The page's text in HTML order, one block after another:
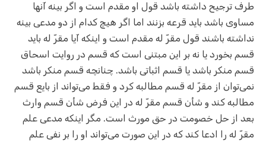
طرف ترجیح داشته باشد قول او مقدم است و اگر بینه آنها
مساوی باشد باید قرعه بزنند اما اگر هیچ کدام از دو مدعی بینه
نداشته باشند قول مقرّ له مقدم است و اینکه آیا مقرّ له باید
قسم بخورد یا نه بر این مبتنی است که قسم در روایت اسحاق
قسم منکر باشد یا قسم اثباتی باشد. چنانچه قسم منکر باشد
نمی‌توان از مقرّ له قسم مطالبه کرد و فقط می‌تواند از بایع قسم
مطالبه کند و شأن قسم مقرّ له در این فرض شأن قسم وارث
بعد از حل خصومت در حق مورث است. مگر اینکه مدعی علم
مقرّ له را ادعا کند که در این صورت می‌تواند او را بر نفی علم